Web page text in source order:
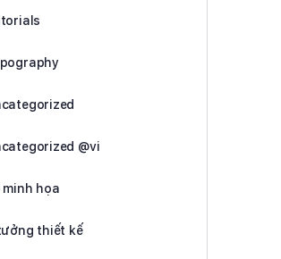
@vi
minh họa
thiết kế